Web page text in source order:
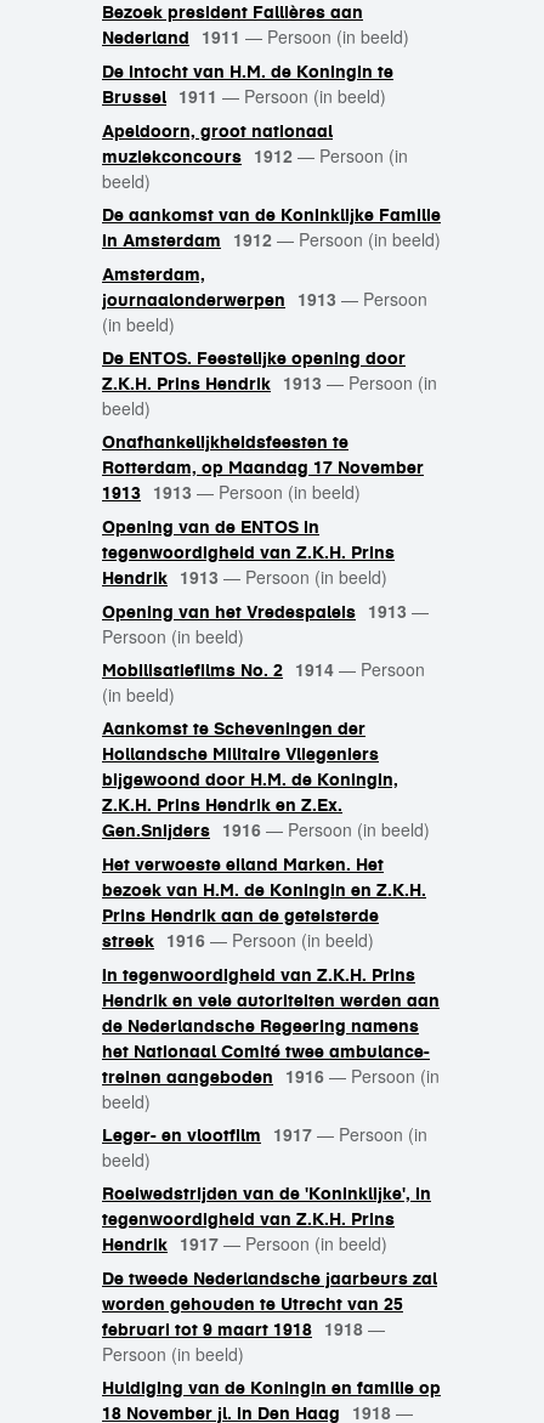
Bezoek president Fallières aan
Nederland
1911 — Persoon (in beeld)
De intocht van H.M. de Koningin te
Brussel
1911 — Persoon (in beeld)
Apeldoorn, groot nationaal
muziekconcours
1912 — Persoon (in
beeld)
De aankomst van de Koninklijke Familie
in Amsterdam
1912 — Persoon (in beeld)
Amsterdam,
journaalonderwerpen
1913 — Persoon
(in beeld)
De ENTOS. Feestelijke opening door
Z.K.H. Prins Hendrik
1913 — Persoon (in
beeld)
Onafhankelijkheidsfeesten te
Rotterdam, op Maandag 17 November
1913
1913 — Persoon (in beeld)
Opening van de ENTOS in
tegenwoordigheid van Z.K.H. Prins
Hendrik
1913 — Persoon (in beeld)
Opening van het Vredespaleis 1913 —
Persoon (in beeld)
Mobilisatiefilms No. 2 1914 — Persoon
(in beeld)
Aankomst te Scheveningen der
Hollandsche Militaire Vliegeniers
bijgewoond door H.M. de Koningin,
Z.K.H. Prins Hendrik en Z.Ex.
Gen.Snijders
1916 — Persoon (in beeld)
Het verwoeste eiland Marken. Het
bezoek van H.M. de Koningin en Z.K.H.
Prins Hendrik aan de geteisterde
streek
1916 — Persoon (in beeld)
In tegenwoordigheid van Z.K.H. Prins
Hendrik en vele autoriteiten werden aan
de Nederlandsche Regeering namens
het Nationaal Comité twee ambulance-
treinen aangeboden
1916 — Persoon (in
beeld)
Leger- en vlootfilm 1917 — Persoon (in
beeld)
Roeiwedstrijden van de 'Koninklijke', in
tegenwoordigheid van Z.K.H. Prins
Hendrik
1917 — Persoon (in beeld)
De tweede Nederlandsche jaarbeurs zal
worden gehouden te Utrecht van 25
februari tot 9 maart 1918
1918 —
Persoon (in beeld)
Huldiging van de Koningin en familie op
18 November jl. in Den Haag
1918 —